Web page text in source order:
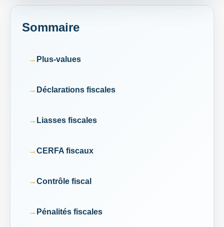
Sommaire
Plus-values
Déclarations fiscales
Liasses fiscales
CERFA fiscaux
Contrôle fiscal
Pénalités fiscales